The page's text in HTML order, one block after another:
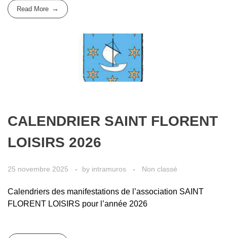
Read More
CALENDRIER SAINT FLORENT
LOISIRS 2026
25 novembre 2025 by intramuros Non classé
Calendriers des manifestations de l’association SAINT
FLORENT LOISIRS pour l’année 2026